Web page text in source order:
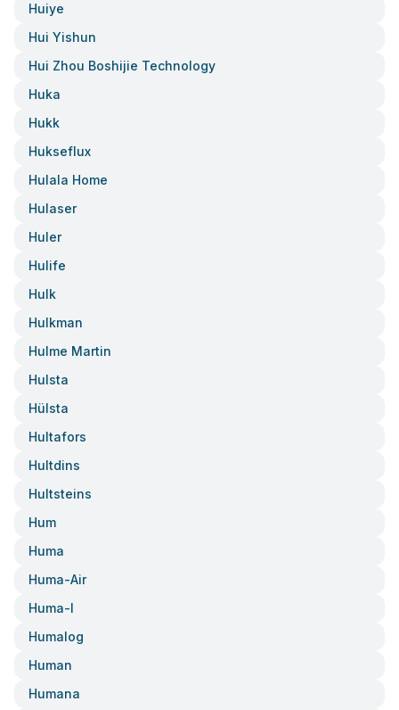
Huiye
Hui Yishun
Hui Zhou Boshijie Technology
Huka
Hukk
Hukseflux
Hulala Home
Hulaser
Huler
Hulife
Hulk
Hulkman
Hulme Martin
Hulsta
Hülsta
Hultafors
Hultdins
Hultsteins
Hum
Huma
Huma-Air
Huma-I
Humalog
Human
Humana